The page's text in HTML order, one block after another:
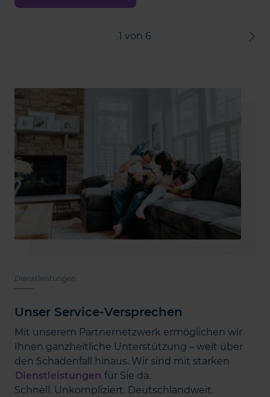
1 von 6
Dienstleistungen
Unser Service-Versprechen
Mit unserem Partnernetzwerk ermöglichen wir
Ihnen ganzheitliche Unterstützung – weit über
den Schadenfall hinaus. Wir sind mit starken
Dienstleistungen für Sie da.
Schnell. Unkompliziert. Deutschlandweit.